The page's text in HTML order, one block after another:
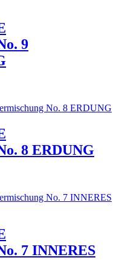
9
8 ERDUNG
7 INNERES